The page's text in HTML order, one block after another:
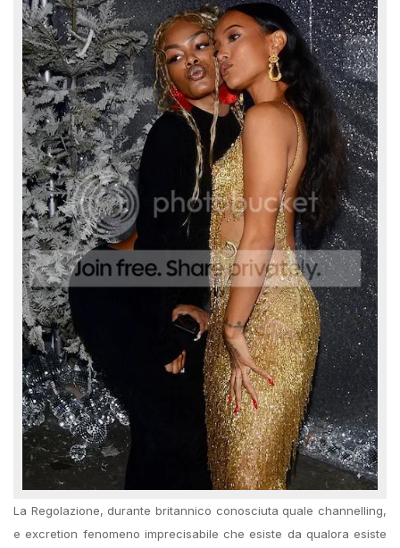
La Regolazione, durante britannico conosciuta quale channelling,
e excretion fenomeno imprecisabile che esiste da qualora esiste